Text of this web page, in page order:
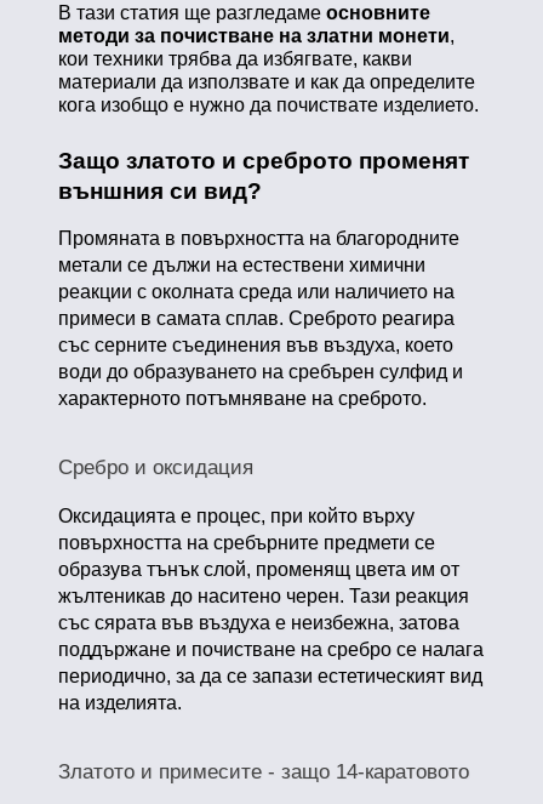
В тази статия ще разгледаме основните
методи за почистване на златни монети,
кои техники трябва да избягвате, какви
материали да използвате и как да определите
кога изобщо е нужно да почиствате изделието.
Защо златото и среброто променят
външния си вид?
Промяната в повърхността на благородните
метали се дължи на естествени химични
реакции с околната среда или наличието на
примеси в самата сплав. Среброто реагира
със серните съединения във въздуха, което
води до образуването на сребърен сулфид и
характерното потъмняване на среброто.
Сребро и оксидация
Оксидацията е процес, при който върху
повърхността на сребърните предмети се
образува тънък слой, променящ цвета им от
жълтеникав до наситено черен. Тази реакция
със сярата във въздуха е неизбежна, затова
поддържане и почистване на сребро се налага
периодично, за да се запази естетическият вид
на изделията.
Златото и примесите - защо 14-каратовото